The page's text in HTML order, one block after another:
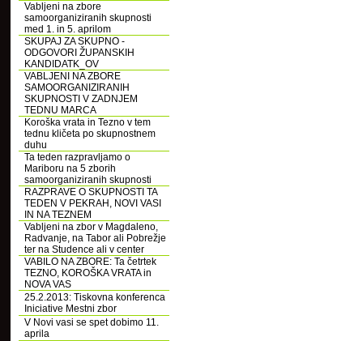
Vabljeni na zbore
samoorganiziranih skupnosti
med 1. in 5. aprilom
SKUPAJ ZA SKUPNO -
ODGOVORI ŽUPANSKIH
KANDIDATK_OV
VABLJENI NA ZBORE
SAMOORGANIZIRANIH
SKUPNOSTI V ZADNJEM
TEDNU MARCA
Koroška vrata in Tezno v tem
tednu kličeta po skupnostnem
duhu
Ta teden razpravljamo o
Mariboru na 5 zborih
samoorganiziranih skupnosti
RAZPRAVE O SKUPNOSTI TA
TEDEN V PEKRAH, NOVI VASI
IN NA TEZNEM
Vabljeni na zbor v Magdaleno,
Radvanje, na Tabor ali Pobrežje
ter na Studence ali v center
VABILO NA ZBORE: Ta četrtek
TEZNO, KOROŠKA VRATA in
NOVA VAS
25.2.2013: Tiskovna konferenca
Iniciative Mestni zbor
V Novi vasi se spet dobimo 11.
aprila